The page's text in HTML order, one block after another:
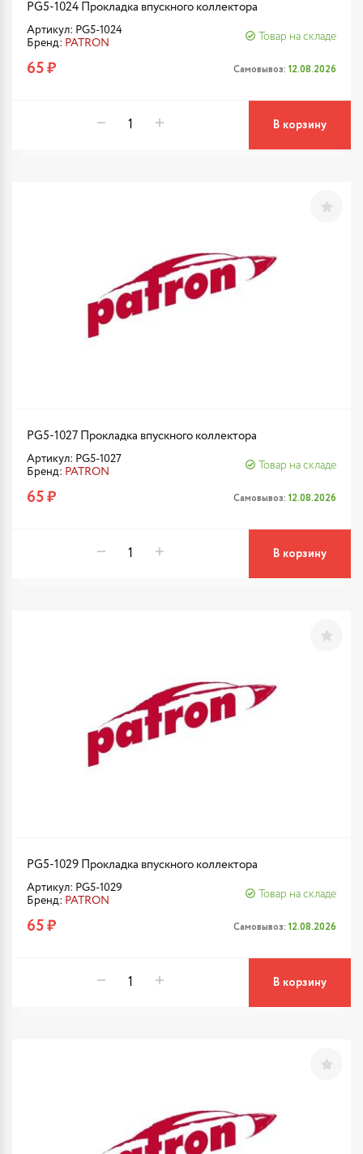
PG5-1024 Прокладка впускного коллектора
Артикул: PG5-1024
Бренд: PATRON
Товар на складе
65 ₽ Самовывоз: 12.08.2026
В корзину
PG5-1027 Прокладка впускного коллектора
Артикул: PG5-1027
Бренд: PATRON
Товар на складе
65 ₽ Самовывоз: 12.08.2026
В корзину
PG5-1029 Прокладка впускного коллектора
Артикул: PG5-1029
Бренд: PATRON
Товар на складе
65 ₽ Самовывоз: 12.08.2026
В корзину